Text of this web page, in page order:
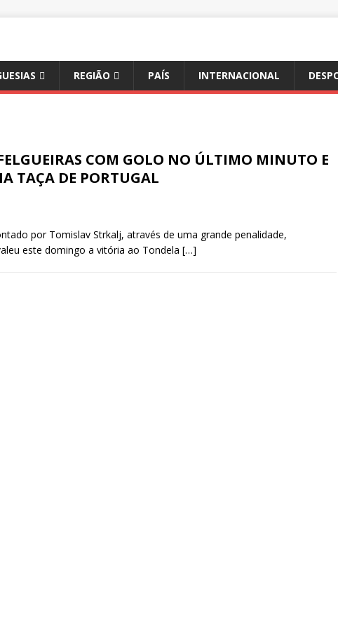
REGIÃO PAÍS INTERNACIONAL
COM GOLO NO ÚLTIMO MINUTO E
TAÇA DE PORTUGAL
por Tomislav Strkalj, através de uma grande penalidade,
este domingo a vitória ao Tondela […]